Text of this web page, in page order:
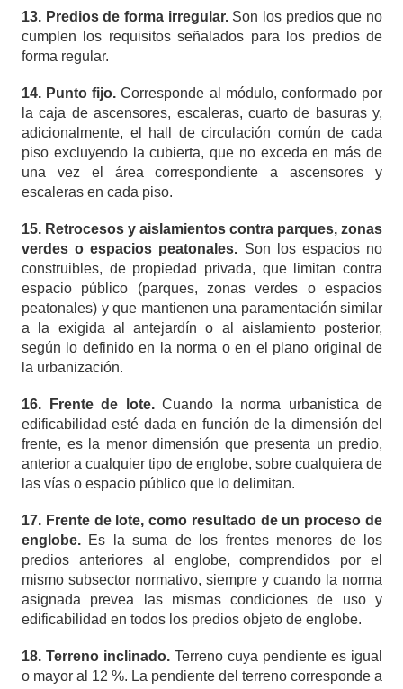
13. Predios de forma irregular. Son los predios que no
cumplen los requisitos señalados para los predios de
forma regular.
14. Punto fijo.Corresponde al módulo, conformado por
la caja de ascensores, escaleras, cuarto de basuras y,
adicionalmente, el hall de circulación común de cada
piso excluyendo la cubierta, que no exceda en más de
una vez el área correspondiente a ascensores y
escaleras en cada piso.
15. Retrocesos y aislamientos contra parques, zonas
verdes o espacios peatonales. Son los espacios no
construibles, de propiedad privada, que limitan contra
espacio público (parques, zonas verdes o espacios
peatonales) y que mantienen una paramentación similar
a la exigida al antejardín o al aislamiento posterior,
según lo definido en la norma o en el plano original de
la urbanización.
16. Frente de lote. Cuando la norma urbanística de
edificabilidad esté dada en función de la dimensión del
frente, es la menor dimensión que presenta un predio,
anterior a cualquier tipo de englobe, sobre cualquiera de
las vías o espacio público que lo delimitan.
17. Frente de lote, como resultado de un proceso de
englobe. Es la suma de los frentes menores de los
predios anteriores al englobe, comprendidos por el
mismo subsector normativo, siempre y cuando la norma
asignada prevea las mismas condiciones de uso y
edificabilidad en todos los predios objeto de englobe.
18. Terreno inclinado. Terreno cuya pendiente es igual
o mayor al 12 %. La pendiente del terreno corresponde a